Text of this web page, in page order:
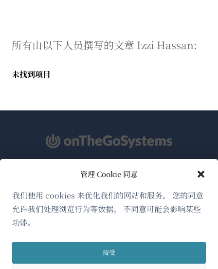
管理 Cookie 同意
我们使用 cookies 来优化我们的网站和服务。 您的同意
允许我们处理浏览行为等数据。 不同意可能会影响某些
功能。
接受
所有由以下人员撰写的文章 Izzi Hassan:
未找到项目
简体中文
关于WPML
GDPR与隐私政策
加入我们的团队（在
中
新
口
新
窗
口
新
口